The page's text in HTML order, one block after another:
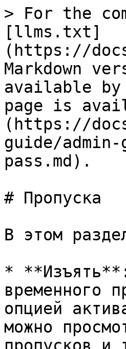
> For the
[llms.txt]
(https://
Markdown
available by
page is
(https://
guide/
pass.md).
# Пропуска
В этом
*
временного
опцией
можно